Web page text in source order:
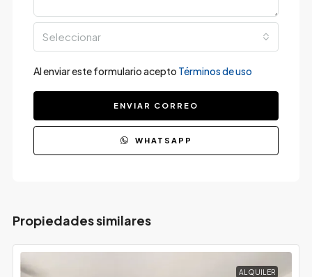
Seleccionar
Al enviar este formulario acepto Términos de uso
ENVIAR CORREO
WHATSAPP
Propiedades similares
ALQUILER